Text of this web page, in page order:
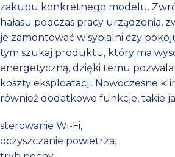
zakupu konkretnego modelu.
hałasu podczas pracy urządzenia,
je zamontować w sypialni czy
tym szukaj produktu, który ma
energetyczną, dzięki temu
koszty eksploatacji. Nowoczesne
również dodatkowe funkcje, takie
sterowanie Wi-Fi,
oczyszczanie powietrza,